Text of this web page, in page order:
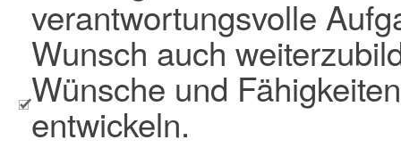
verantwortungsvolle
Wunsch auch
Wünsche und
entwickeln.